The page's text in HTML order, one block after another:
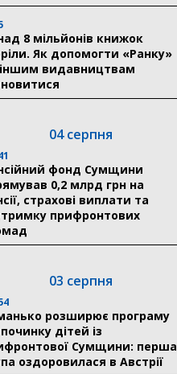
8 мільйонів книжок
Як допомогти «Ранку»
видавництвам
04 серпня
фонд Сумщини
0,2 млрд грн на
страхові виплати та
прифронтових
03 серпня
розширює програму
дітей із
Сумщини: перша
оздоровилася в Австрії